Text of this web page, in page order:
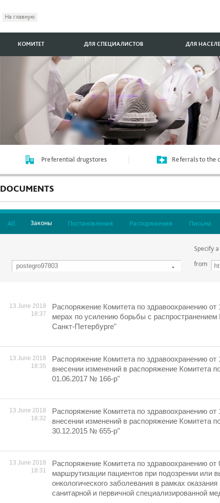
На главную
КОМИТЕТ ДЛЯ СПЕЦИАЛИСТОВ ДЛЯ
Preferential drugstores Referrals to the
DOCUMENTS
All Законы Постановления Распоряжения Письма
Specify
from
13 June 2018
18:37
Распоряжение Комитета по здравоохранению
мерах по усилению борьбы с
Санкт-Петербурге"
13 June 2018
18:35
Распоряжение Комитета по здравоохранению
внесении изменений в распоряжение Комитета
01.06.2017 № 166-р"
13 June 2018
18:32
Распоряжение Комитета по здравоохранению
внесении изменений в распоряжение Комитета
30.12.2015 № 655-р"
13 June 2018
18:31
Распоряжение Комитета по здравоохранению
маршрутизации пациентов при подозрении или
онкологического заболевания в рамках
санитарной и первичной специализированной